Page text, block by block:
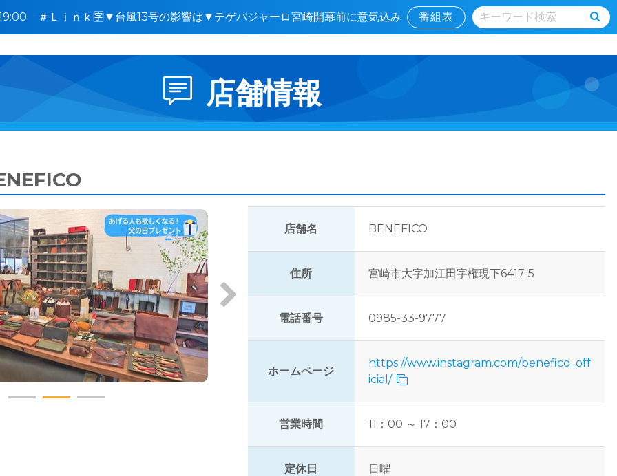
＃Ｌｉｎｋ🈑▼台風13号の影響は▼テゲバジャーロ宮崎開幕前に意気込み
の日
番組表
店舗情報
店舗名 BENEFICO
住所 宮崎市大字加江田字権現下6417-5
電話番号 0985-33-9777
ホームページ
https://www.instagram.com/benefico_off
icial/
営業時間 11：00 ～ 17：00
定休日 日曜